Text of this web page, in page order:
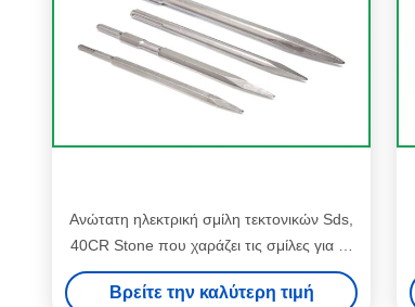
Ανώτατη ηλεκτρική σμίλη τεκτονικών Sds,
40CR Stone που χαράζει τις σμίλες για το
συμπαγή τοίχο
Βρείτε την καλύτερη τιμή